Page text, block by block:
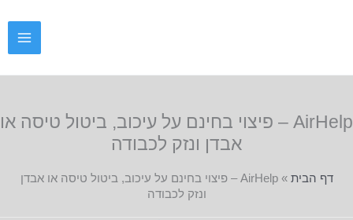
AirHelp – פיצוי בחינם על עיכוב, ביטול טיסה או
אבדן ונזק לכבודה
דף הבית »
AirHelp – פיצוי בחינם על עיכוב, ביטול טיסה או אבדן
ונזק לכבודה